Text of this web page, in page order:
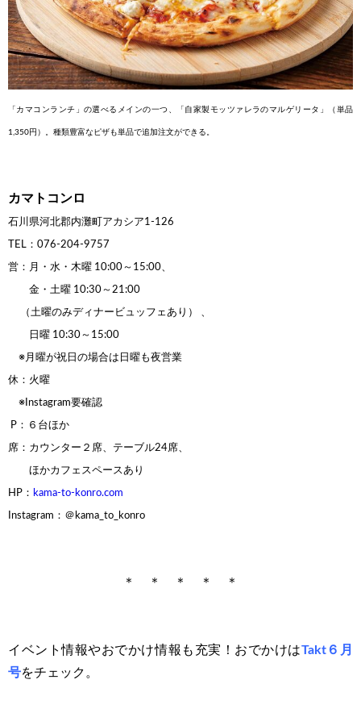
「カマコンランチ」の選べるメイ ンの一つ、「自家製モッツァレラのマルゲリータ」（単品
1,350円）。種類豊富なピザも単品で追加注文ができる。
カマトコンロ
石川県河北郡内灘町アカシア1-126
TEL：076-204-9757
営：月・水・木曜 10:00～15:00、
金・土曜 10:30～21:00
（土曜のみディナービュッフェあり） 、
日曜 10:30～15:00
※月曜が祝日の場合は日曜も夜営業
休：火曜
※Instagram要確認
P：６台ほか
席：カウンター２席、テーブル24席、
ほかカフェスペースあり
HP： kama-to-konro.com
Instagram：＠kama_to_konro
＊ ＊ ＊ ＊ ＊
イベント情報やおでかけ情報も充実！おでかけはTakt６ 月
号をチェック。